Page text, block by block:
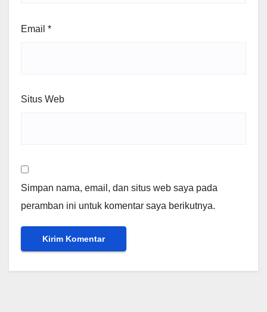
Email *
Situs Web
Simpan nama, email, dan situs web saya pada
peramban ini untuk komentar saya berikutnya.